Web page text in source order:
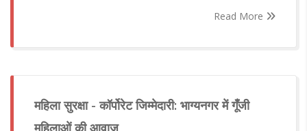
Read More
महिला सुरक्षा - कॉर्पोरेट जिम्मेदारी: भाग्यनगर में गूँजी